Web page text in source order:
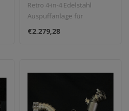
Auspuffanlage 2018–
2024
Retro 4-in-4 Edelstahl
Auspuffanlage für
Kawasaki Z900RS/Cafe
(2018–2024)...
€2.279,28